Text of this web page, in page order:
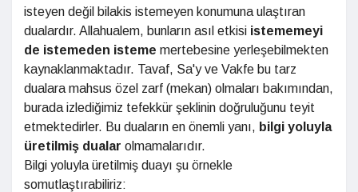
isteyen değil bilakis istemeyen konumuna ulaştıran
dualardır. Allahualem, bunların asıl etkisi istememeyi
de istemeden isteme mertebesine yerleşebilmekten
kaynaklanmaktadır. Tavaf, Sa'y ve Vakfe bu tarz
dualara mahsus özel zarf (mekan) olmaları bakımından,
burada izlediğimiz tefekkür şeklinin doğruluğunu teyit
etmektedirler. Bu duaların en önemli yanı, bilgi yoluyla
üretilmiş dualar olmamalarıdır.
Bilgi yoluyla üretilmiş duayı şu örnekle
somutlaştırabiliriz: